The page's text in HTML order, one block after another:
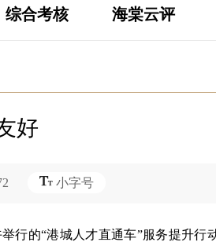
综合考核 海棠云评
好
小字号
行的“港城人才直通车”服务提升行